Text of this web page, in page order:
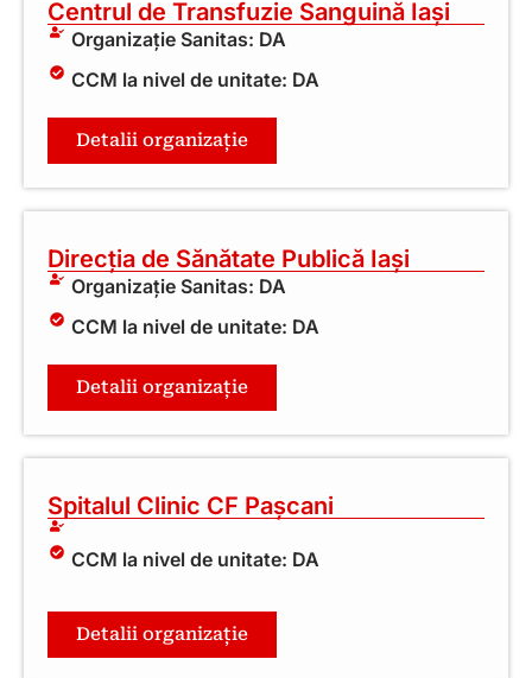
Centrul de Transfuzie Sanguină Iași
Organizație Sanitas: DA
CCM la nivel de unitate: DA
Detalii organizație
Direcția de Sănătate Publică Iași
Organizație Sanitas: DA
CCM la nivel de unitate: DA
Detalii organizație
Spitalul Clinic CF Pașcani
CCM la nivel de unitate: DA
Detalii organizație